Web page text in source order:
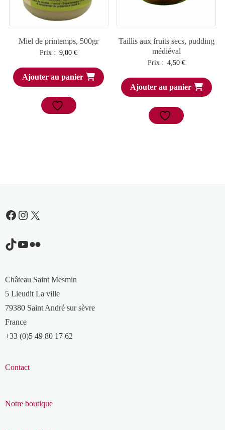
Miel de printemps, 500gr
Prix : 9,00€
Ajouter au panier
Taillis aux fruits secs, pudding
médiéval
Prix : 4,50 €
Ajouter au panier
Facebook
Instagram
X
TikTok
YouTube
Flickr
Château Saint Mesmin
5 Lieudit La ville
79380 Saint André sur sèvre
France
+33 (0)5 49 80 17 62
Contact
Notre boutique